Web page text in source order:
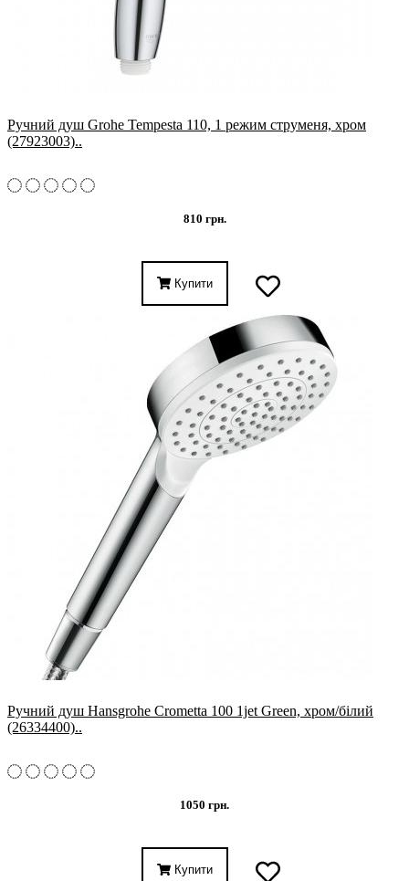
Ручний душ Grohe Tempesta 110, 1 режим струменя, хром
(27923003)..
810 грн.
Купити
Ручний душ Hansgrohe Crometta 100 1jet Green, хром/білий
(26334400)..
1050 грн.
Купити